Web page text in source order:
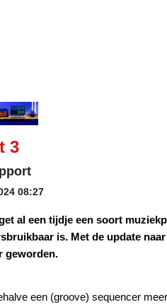
3
08:27
al een tijdje een soort
is. Met de update
geworden.
een (groove) sequencer